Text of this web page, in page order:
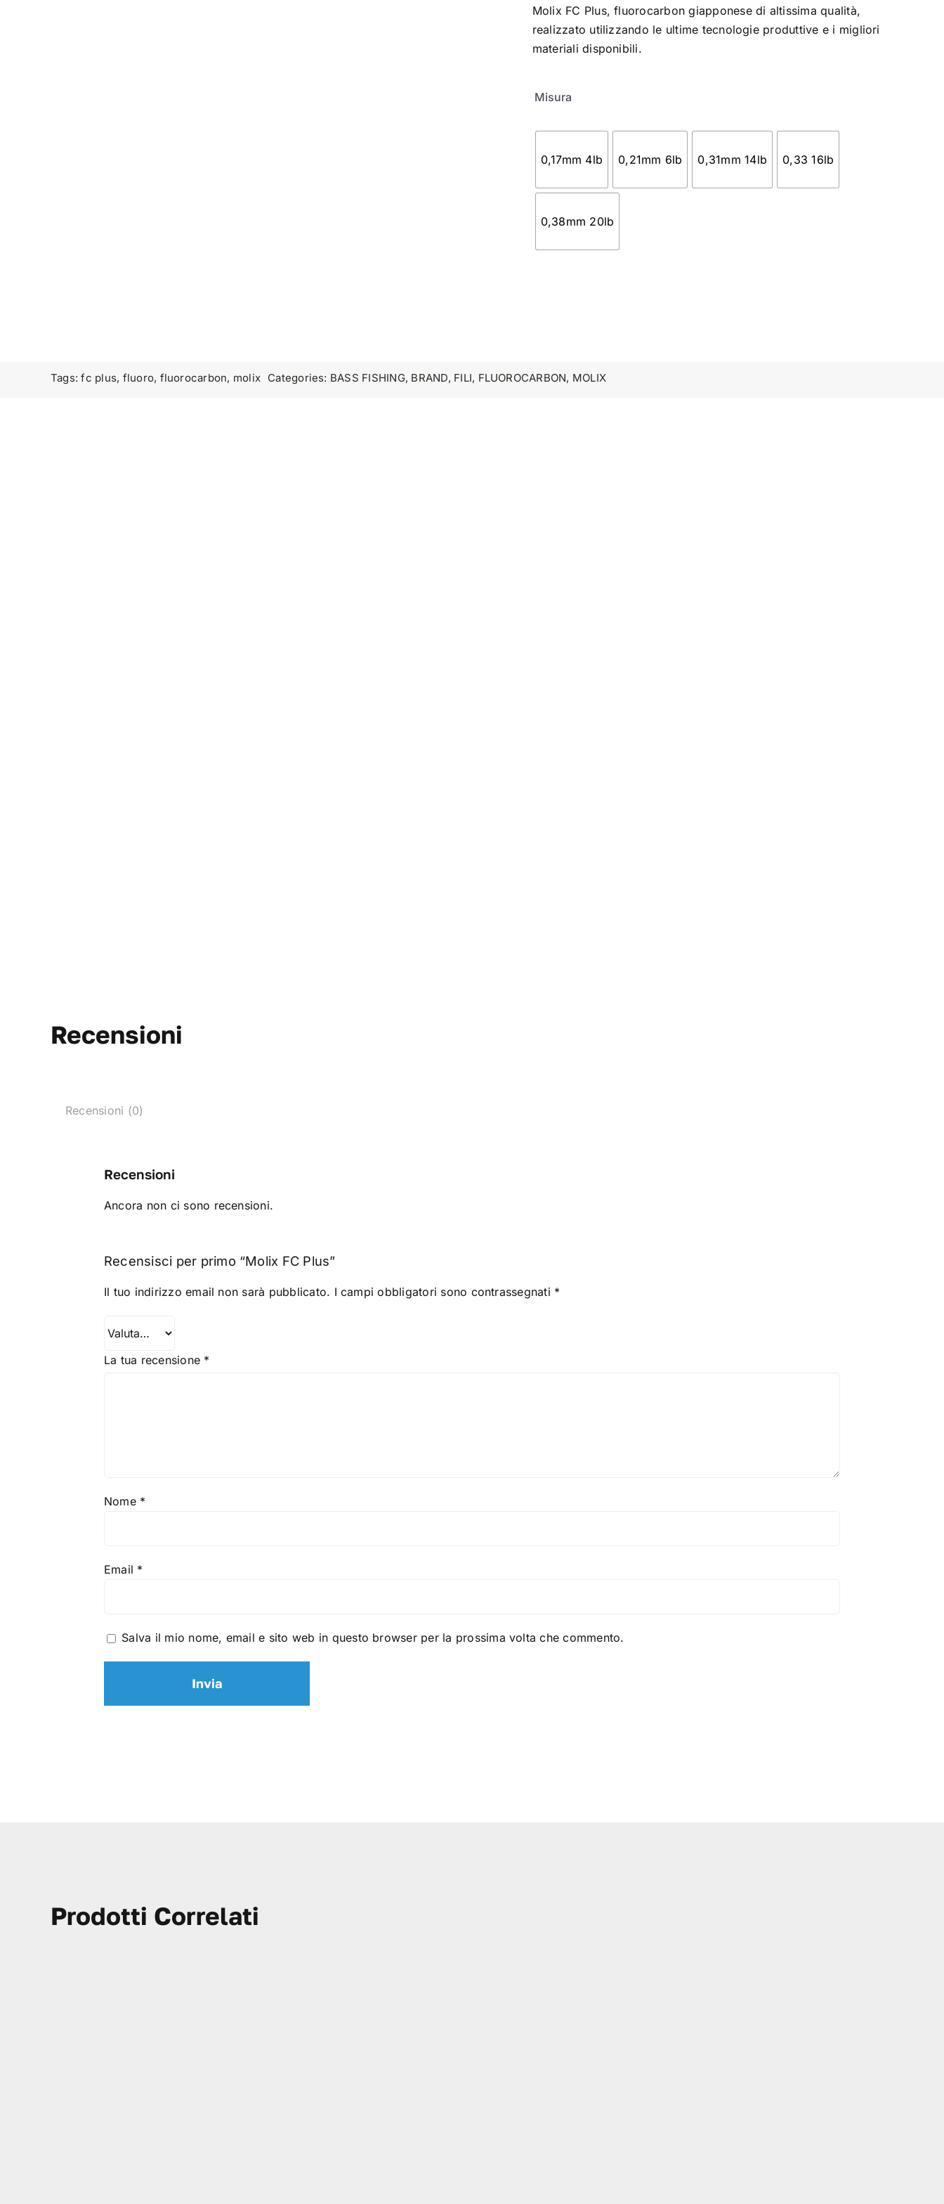
Molix FC Plus, fluorocarbon giapponese di altissima qualità,
realizzato utilizzando le ultime tecnologie produttive e i migliori
materiali disponibili.
Misura
0,17mm 4lb 0,21mm 6lb 0,31mm 14lb 0,33 16lb
0,38mm 20lb
Tags:fc plus, fluoro, fluorocarbon, molix Categories: BASS FISHING, BRAND, FILI, FLUOROCARBON, MOLIX
Recensioni
Recensioni (0)
Recensioni
Ancora non ci sono recensioni.
Recensisci per primo “Molix FC Plus”
Il tuo indirizzo email non sarà pubblicato. I campi obbligatori sono contrassegnati *
La tua recensione *
Nome *
Email *
Salva il mio nome, email e sito web in questo browser per la prossima volta che commento.
Prodotti Correlati